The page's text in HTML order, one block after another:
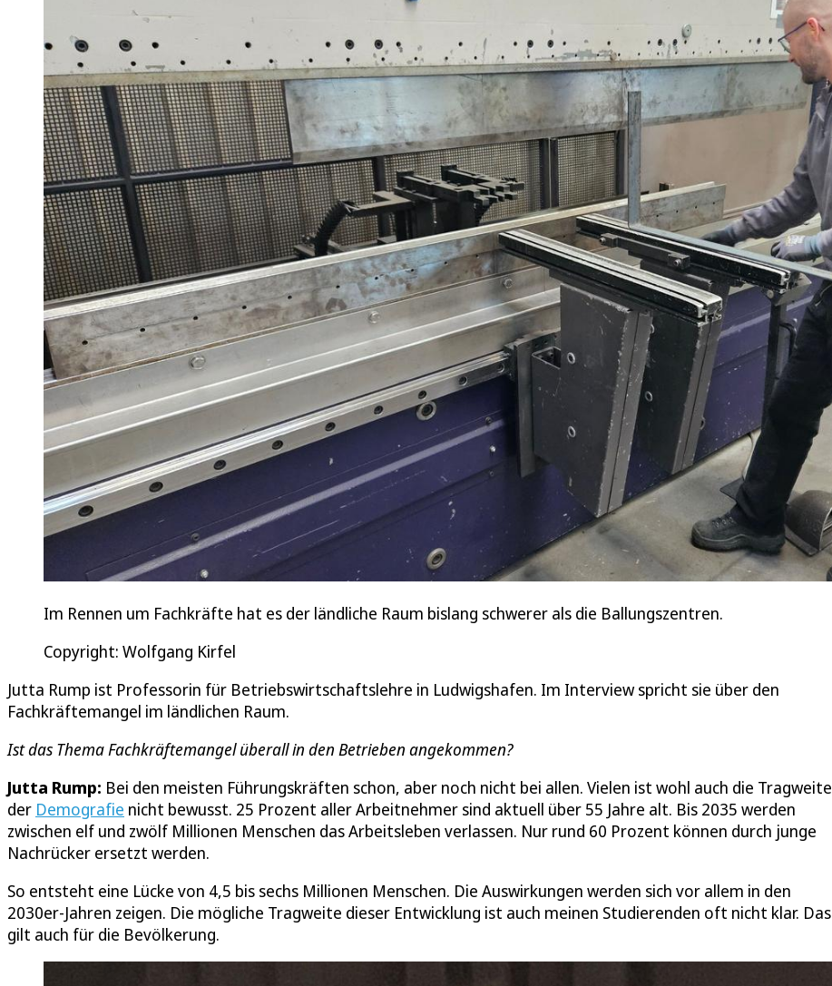
Im Rennen um Fachkräfte hat es der ländliche Raum bislang schwerer als die Ballungszentren.
Copyright: Wolfgang Kirfel
Jutta Rump ist Professorin für Betriebswirtschaftslehre in Ludwigshafen. Im Interview spricht sie über den
Fachkräftemangel im ländlichen Raum.
Ist das Thema Fachkräftemangel überall in den Betrieben angekommen?
Jutta Rump: Bei den meisten Führungskräften schon, aber noch nicht bei allen. Vielen ist wohl auch die Tragweite
der Demografie nicht bewusst. 25 Prozent aller Arbeitnehmer sind aktuell über 55 Jahre alt. Bis 2035 werden
zwischen elf und zwölf Millionen Menschen das Arbeitsleben verlassen. Nur rund 60 Prozent können durch junge
Nachrücker ersetzt werden.
So entsteht eine Lücke von 4,5 bis sechs Millionen Menschen. Die Auswirkungen werden sich vor allem in den
2030er-Jahren zeigen. Die mögliche Tragweite dieser Entwicklung ist auch meinen Studierenden oft nicht klar. Das
gilt auch für die Bevölkerung.